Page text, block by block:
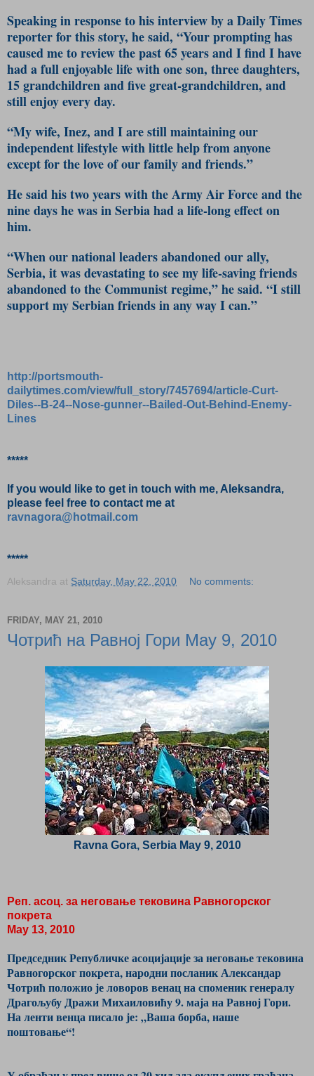
Speaking in response to his interview by a Daily Times
reporter for this story, he said, “Your prompting has
caused me to review the past 65 years and I find I have
had a full enjoyable life with one son, three daughters,
15 grandchildren and five great-grandchildren, and
still enjoy every day.
“My wife, Inez, and I are still maintaining our
independent lifestyle with little help from anyone
except for the love of our family and friends.”
He said his two years with the Army Air Force and the
nine days he was in Serbia had a life-long effect on
him.
“When our national leaders abandoned our ally,
Serbia, it was devastating to see my life-saving friends
abandoned to the Communist regime,” he said. “I still
support my Serbian friends in any way I can.”
http://portsmouth-
dailytimes.com/view/full_story/7457694/article-Curt-
Diles--B-24--Nose-gunner--Bailed-Out-Behind-Enemy-
Lines
*****
If you would like to get in touch with me, Aleksandra,
please feel free to contact me at
ravnagora@hotmail.com
*****
Aleksandra at Saturday, May 22, 2010 No comments:
FRIDAY, MAY 21, 2010
Чотрић на Равној Гори May 9, 2010
Ravna Gora, Serbia May 9, 2010
Реп. асоц. за неговање тековина Равногорског
покрета
May 13, 2010
Председник Републичке асоцијације за неговање тековина
Равногорског покрета, народни посланик Александар
Чотрић положио је ловоров венац на споменик генералу
Драгољубу Дражи Михаиловићу 9. маја на Равној Гори.
На ленти венца писало је: „Ваша борба, наше
поштовање“!